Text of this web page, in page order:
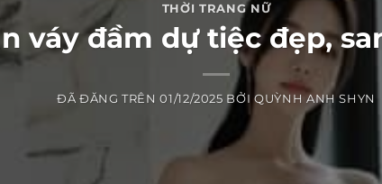
THỜI TRANG NỮ
váy đầm dự tiệc đẹp,
ĐÃ ĐĂNG TRÊN01/12/2025 BỞIQUỲNH ANH SHYN